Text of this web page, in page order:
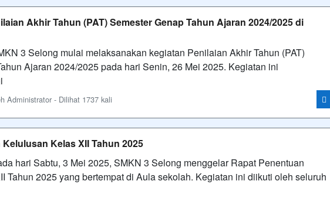
Akhir Tahun (PAT) Semester Genap Tahun Ajaran 2024/2025 di
3 Selong mulai melaksanakan kegiatan Penilaian Akhir Tahun (PAT)
Ajaran 2024/2025 pada hari Senin, 26 Mei 2025. Kegiatan ini
Administrator - Dilihat 1737 kali
Kelas XII Tahun 2025
hari Sabtu, 3 Mei 2025, SMKN 3 Selong menggelar Rapat Penentuan
Tahun 2025 yang bertempat di Aula sekolah. Kegiatan ini diikuti oleh seluruh